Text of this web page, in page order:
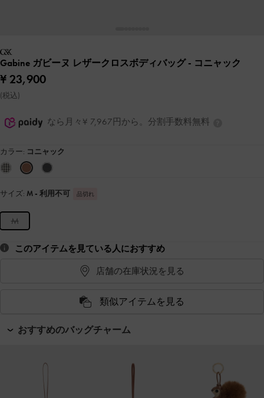
Gabine ガビーヌ レザークロスボディバッグ- コニャック
¥ 23,900
(税込)
なら月々¥ 7,967円から。分割手数料無料
カラー: コニャック
サイズ: M - 利用不可 品切れ
M
このアイテムを見ている人におすすめ
店舗の在庫状況を見る
類似アイテムを見る
おすすめのバッグチャーム